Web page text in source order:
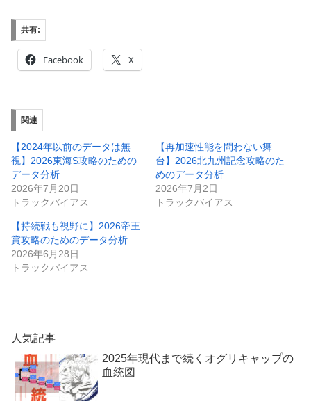
共有:
Facebook X
関連
【2024年以前のデータは無
視】2026東海S攻略のための
データ分析
2026年7月20日
トラックバイアス
【再加速性能を問わない舞
台】2026北九州記念攻略のた
めのデータ分析
2026年7月2日
トラックバイアス
【持続戦も視野に】2026帝王
賞攻略のためのデータ分析
2026年6月28日
トラックバイアス
人気記事
2025年現代まで続くオグリキャップの
血統図